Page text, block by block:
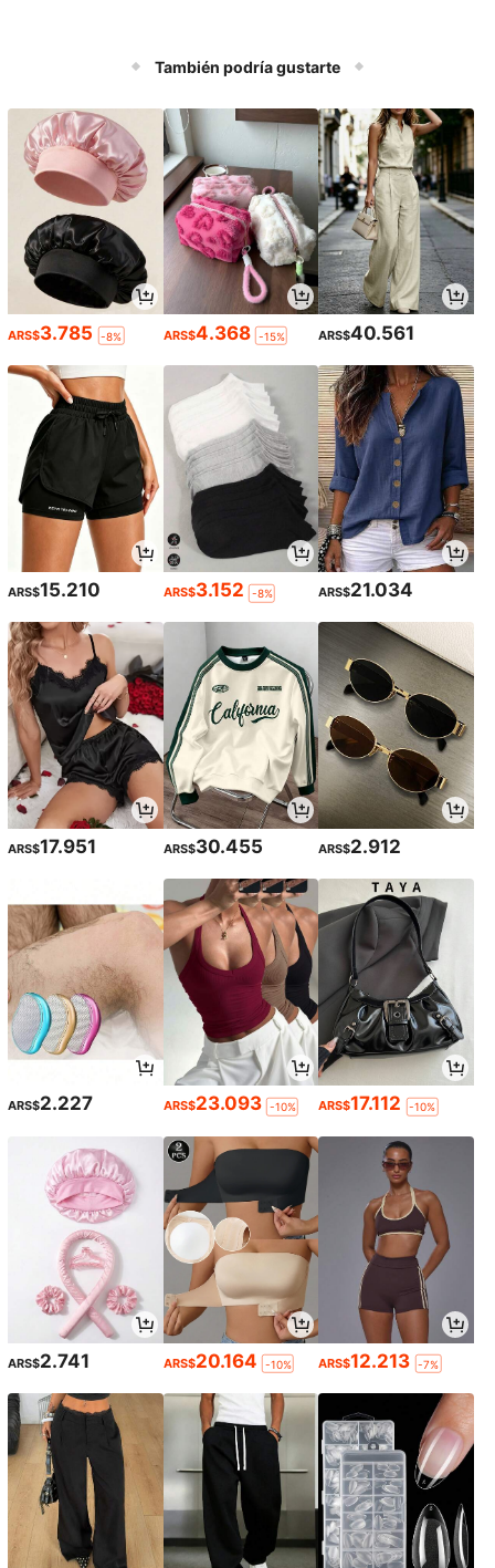
También podría gustarte
ARS$3.785 -8% ARS$4.368 -15% ARS$40.561
ARS$15.210 ARS$3.152 -8% ARS$21.034
ARS$17.951 ARS$30.455 ARS$2.912
ARS$2.227 ARS$23.093 -10% ARS$17.112 -10%
ARS$2.741 ARS$20.164 -10% ARS$12.213 -7%